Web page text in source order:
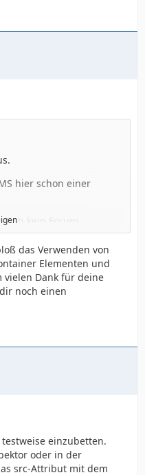
hier schon einer
kein Forum
das du da mal Fragen
bilder-hinzufugen
das Verwenden von
Elementen und
vielen Dank für deine
noch einen
einzubetten.
oder in der
src-Attribut mit dem